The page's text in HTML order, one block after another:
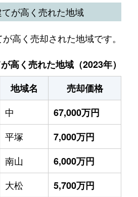
が高く売れた地域
高く売却された地域です。
高く売れた地域（2023年）
地域名
売却価格
中
67,000万円
平塚
7,000万円
南山
6,000万円
大松
5,700万円